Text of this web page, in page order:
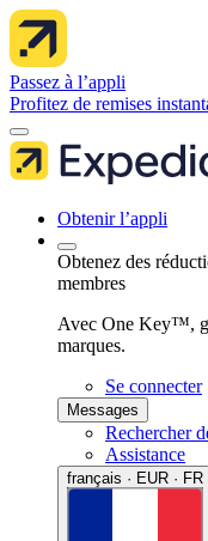
Passez à l’appli
Profitez de remises
Obtenir l’appli
Obtenez des
membres
Avec One Key™,
marques.
Se connecter
Messages
Rechercher
Assistance
français · EUR · FR